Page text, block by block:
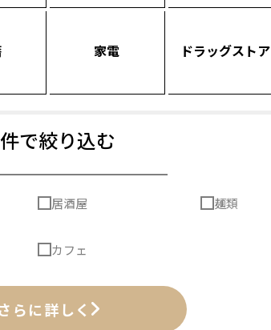
家電 ドラッグストア
で絞り込む
居酒屋 麺類
カフェ
らに詳しく